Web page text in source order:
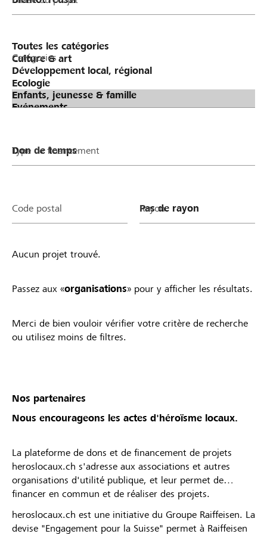
Catégories
Type de financement
Code postal Rayon
Aucun projet trouvé.
Passez aux «organisations» pour y afficher les résultats.
Merci de bien vouloir vérifier votre critère de recherche
ou utilisez moins de filtres.
Nos partenaires
Nous encourageons les actes d'héroïsme locaux.
La plateforme de dons et de financement de projets
heroslocaux.ch s'adresse aux associations et autres
organisations d'utilité publique, et leur permet de
financer en commun et de réaliser des projets.
heroslocaux.ch est une initiative du Groupe Raiffeisen. La
devise "Engagement pour la Suisse" permet à Raiffeisen